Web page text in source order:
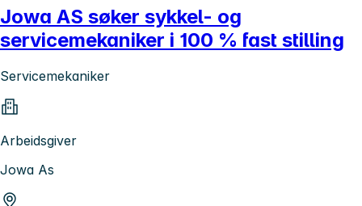
Jowa AS søker sykkel- og
servicemekaniker i 100 % fast stilling
Servicemekaniker
Arbeidsgiver
Jowa As